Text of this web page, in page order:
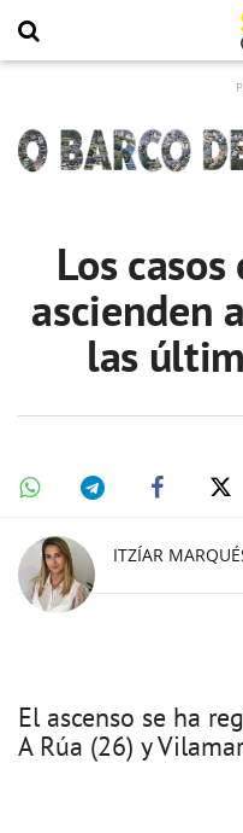
Los
ascienden
las
ITZÍAR
El ascenso se ha
A Rúa (26) y